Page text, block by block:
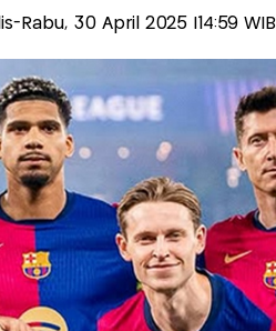
Rabu, 30 April 2025 |14:59 WIB